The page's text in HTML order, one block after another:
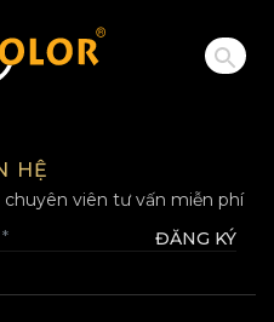
HỆ
viên tư vấn miễn phí
ĐĂNG KÝ